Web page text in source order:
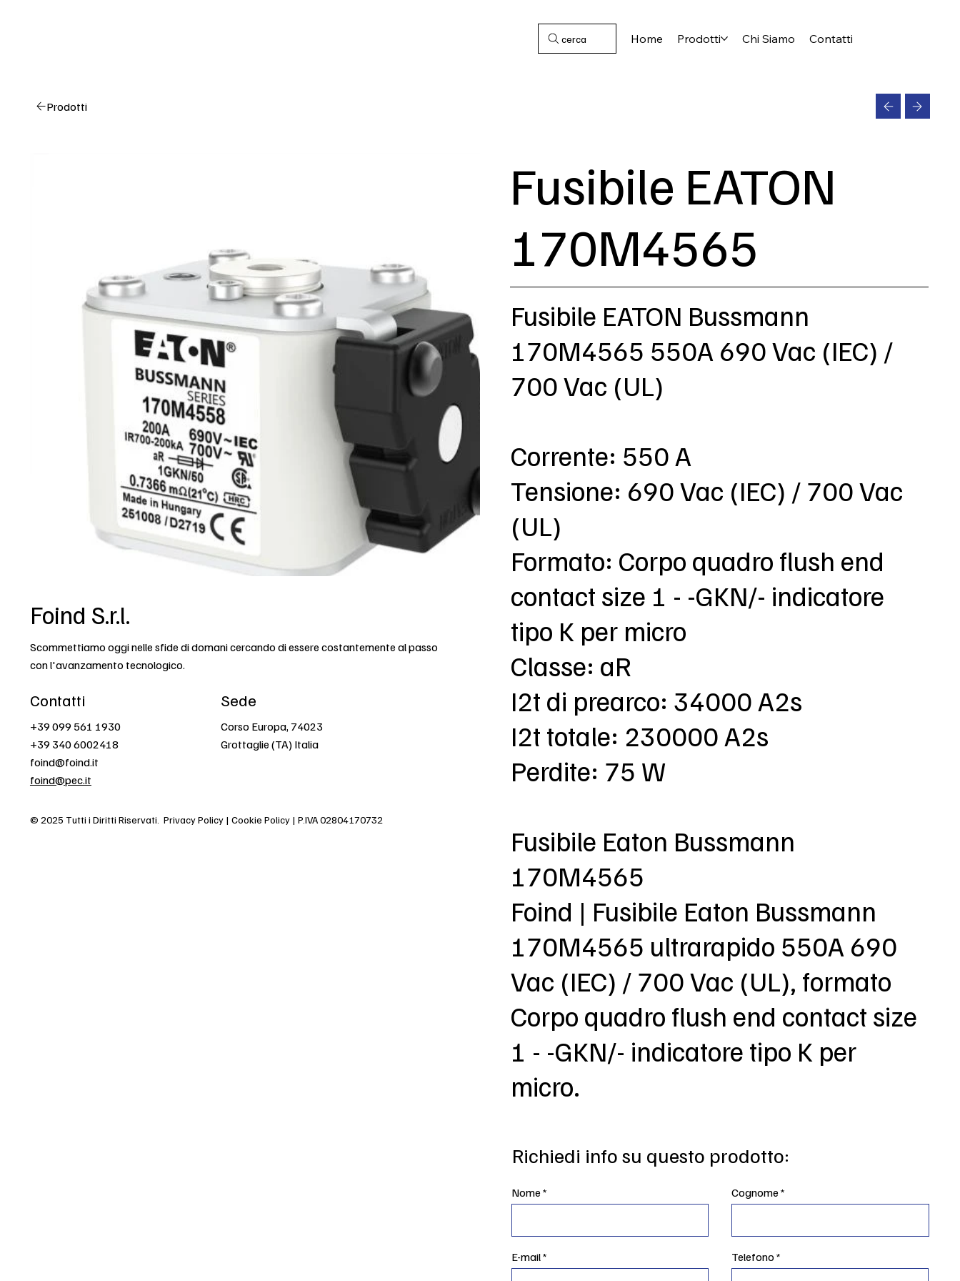
cerca Home Prodotti Chi Siamo Contatti
Prodotti
Foind S.r.l.
Scommettiamo oggi nelle sfide di domani cercando di essere costantemente al passo
con l'avanzamento tecnologico.
Contatti
+39 099 561 1930
+39 340 6002418
foind@foind.it
foind@pec.it
Sede
Corso Europa, 74023
Grottaglie (TA) Italia
© 2025 Tutti i Diritti Riservati. Privacy Policy | Cookie Policy | P.IVA 02804170732
Fusibile EATON
170M4565
Fusibile EATON Bussmann
170M4565 550A 690 Vac (IEC) /
700 Vac (UL)
Corrente: 550 A
Tensione: 690 Vac (IEC) / 700 Vac
(UL)
Formato: Corpo quadro flush end
contact size 1 - -GKN/- indicatore
tipo K per micro
Classe: aR
I2t di prearco: 34000 A2s
I2t totale: 230000 A2s
Perdite: 75 W
Fusibile Eaton Bussmann
170M4565
Foind | Fusibile Eaton Bussmann
170M4565 ultrarapido 550A 690
Vac (IEC) / 700 Vac (UL), formato
Corpo quadro flush end contact size
1 - -GKN/- indicatore tipo K per
micro.
Richiedi info su questo prodotto:
Nome Cognome
E-mail Telefono